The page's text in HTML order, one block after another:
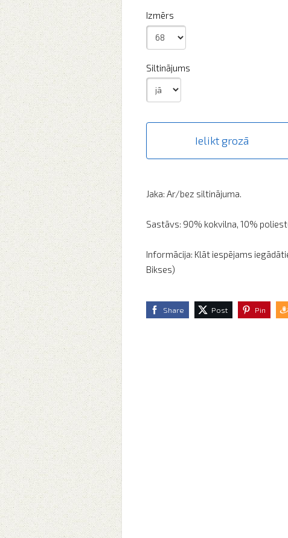
Izmērs
Siltinājums
Ielikt grozā
Jaka: Ar/bez siltinājuma.
Sastāvs: 90% kokvilna, 10%
Informācija: Klāt iespējams
Bikses)
Share Post Pin